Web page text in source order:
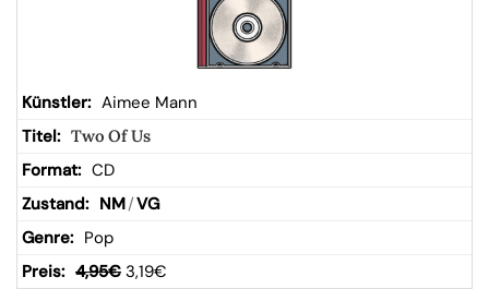
Aimee Mann
Two Of Us
CD
NM/VG
Pop
4,95€ 3,19€